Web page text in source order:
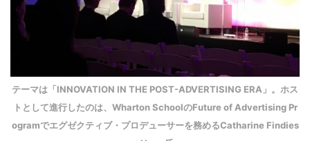
テーマは「INNOVATION IN THE POST-ADVERTISING ERA」。ホス
トとして進行したのは、Wharton SchoolのFuture of Advertising Pr
ogramでエグゼクティブ・プロデューサーを務めるCatharine Findies